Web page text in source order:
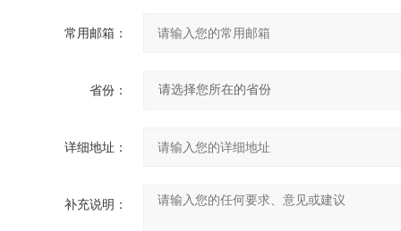
常用邮箱：
省份：
详细地址：
补充说明：